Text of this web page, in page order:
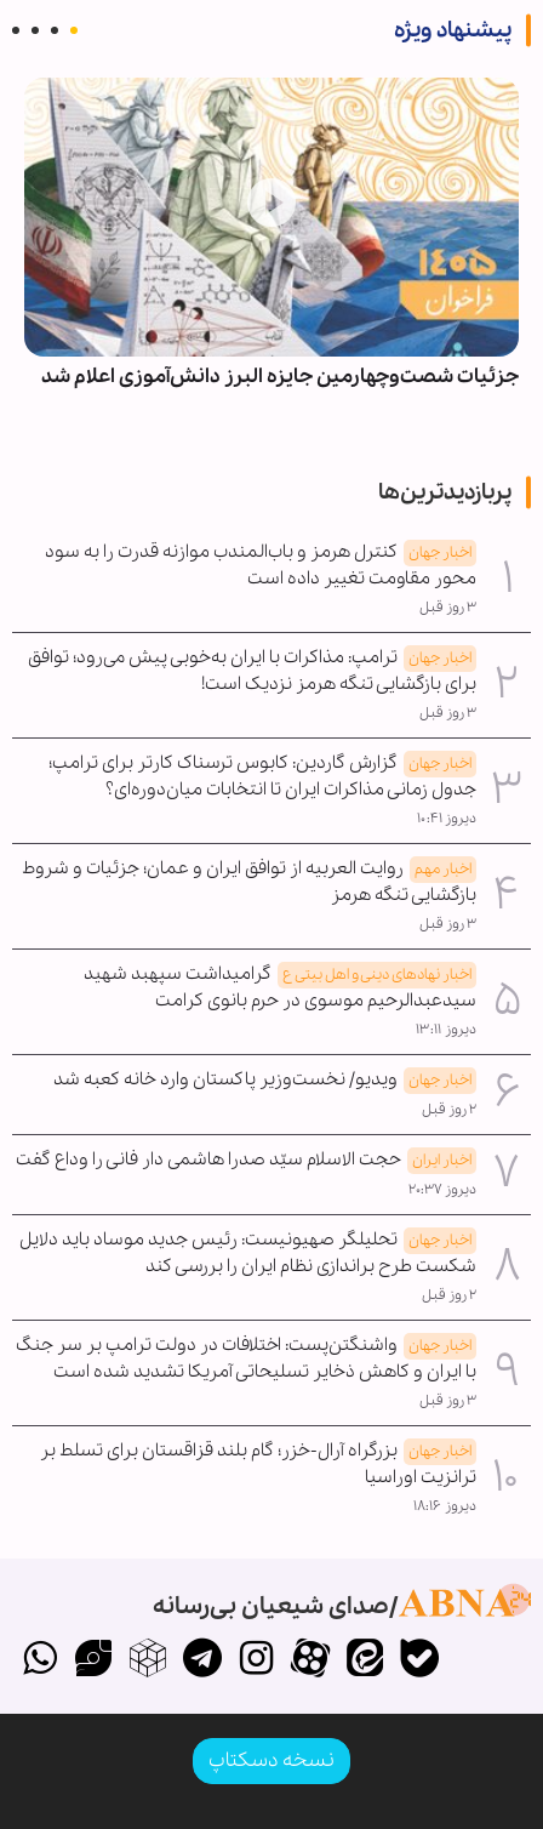
پیشنهاد ویژه
جزئیات شصت‌وچهارمین جایزه البرز دانش‌آموزی اعلام شد
پربازدیدترین‌ها
اخبار جهان کنترل هرمز و باب‌المندب موازنه قدرت را به سود
محور مقاومت تغییر داده است
۳ روز قبل
اخبار جهان ترامپ: مذاکرات با ایران به‌خوبی پیش می‌رود؛ توافق
برای بازگشایی تنگه هرمز نزدیک است!
۳ روز قبل
اخبار جهان گزارش گاردین: کابوس ترسناک کارتر برای ترامپ؛
جدول زمانی مذاکرات ایران تا انتخابات میان‌دوره‌ای؟
دیروز ۱۰:۴۱
اخبار مهم روایت العربیه از توافق ایران و عمان؛ جزئیات و شروط
بازگشایی تنگه هرمز
۳ روز قبل
اخبار نهادهای دینی و اهل بیتی ع گرامیداشت سپهبد شهید
سیدعبدالرحیم موسوی در حرم بانوی کرامت
دیروز ۱۳:۱۱
اخبار جهان ویدیو/ نخست‌وزیر پاکستان وارد خانه کعبه شد
۲ روز قبل
اخبار ایران حجت الاسلام سیّد صدرا هاشمی دار فانی را وداع گفت
دیروز ۲۰:۳۷
اخبار جهان تحلیلگر صهیونیست: رئیس جدید موساد باید دلایل
شکست طرح براندازی نظام ایران را بررسی کند
۲ روز قبل
اخبار جهان واشنگتن‌پست: اختلافات در دولت ترامپ بر سر جنگ
با ایران و کاهش ذخایر تسلیحاتی آمریکا تشدید شده است
۳ روز قبل
اخبار جهان بزرگراه آرال-خزر؛ گام بلند قزاقستان برای تسلط بر
ترانزیت اوراسیا
دیروز ۱۸:۱۶
صدای شیعیان بی‌رسانه
نسخه دسکتاپ